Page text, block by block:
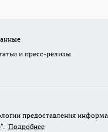
и пресс-релизы
предоставления
Подробнее